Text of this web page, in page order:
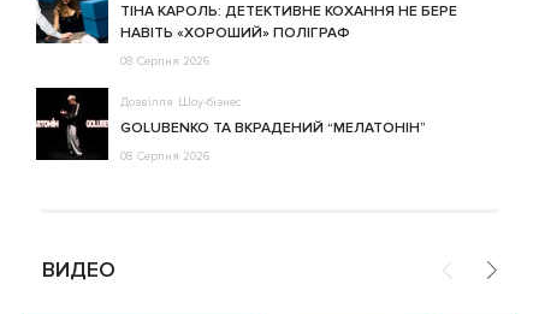
ТІНА КАРОЛЬ: ДЕТЕКТИВНЕ КОХАННЯ НЕ БЕРЕ
НАВІТЬ «ХОРОШИЙ» ПОЛІГРАФ
08 Серпня 2026
Дозвілля Шоу-бізнес
GOLUBENKO ТА ВКРАДЕНИЙ “МЕЛАТОНІН”
08 Серпня 2026
ВИДЕО